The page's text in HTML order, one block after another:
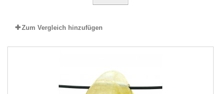
Zum Vergleich hinzufügen